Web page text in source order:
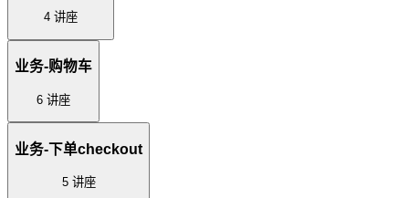
4 讲座
业务-购物车
6 讲座
业务-下单checkout
5 讲座